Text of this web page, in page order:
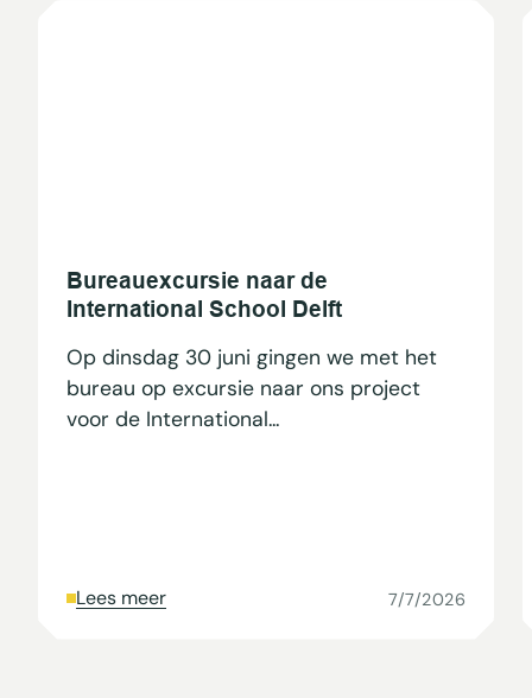
Bureauexcursie naar de
International School Delft
Op dinsdag 30 juni gingen we met het
bureau op excursie naar ons project
voor de International...
Lees meer 7/7/2026